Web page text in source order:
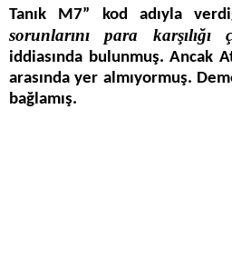
Tanık M7” kod adıyla
sorunlarını para karşılığı
iddiasında bulunmuş. Ancak
arasında yer almıyormuş.
bağlamış.